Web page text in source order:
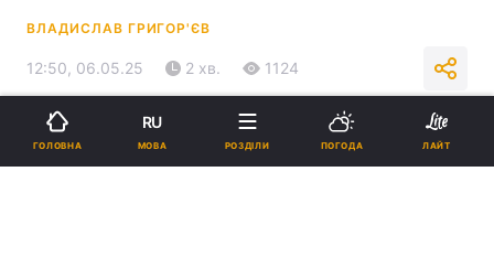
ВЛАДИСЛАВ ГРИГОР'ЄВ
12:50, 06.05.25 2 хв. 1124
Підпишіться на нас в Google
ГОЛОВНА
RU
МОВА РОЗДІЛИ ПОГОДА ЛАЙТ